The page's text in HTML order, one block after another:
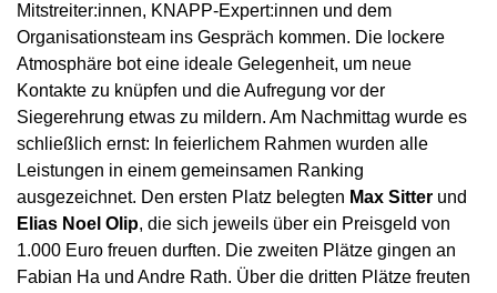
Mitstreiter:innen, KNAPP‑Expert:innen und dem
Organisationsteam ins Gespräch kommen. Die lockere
Atmosphäre bot eine ideale Gelegenheit, um neue
Kontakte zu knüpfen und die Aufregung vor der
Siegerehrung etwas zu mildern. Am Nachmittag wurde es
schließlich ernst: In feierlichem Rahmen wurden alle
Leistungen in einem gemeinsamen Ranking
ausgezeichnet. Den ersten Platz belegten Max Sitter und
Elias Noel Olip, die sich jeweils über ein Preisgeld von
1.000 Euro freuen durften. Die zweiten Plätze gingen an
Fabian Ha und Andre Rath. Über die dritten Plätze freuten